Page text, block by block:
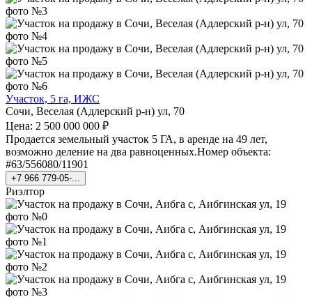
Участок, 5 га, ИЖС
Сочи, Веселая (Адлерский р-н) ул, 70
Цена: 2 500 000 000 ₽
Продается земельный участок 5 ГА, в аренде на 49 лет,
возможно деление на два равноценных.Номер объекта:
#63/556080/11901
+7 966 779-05-...
Риэлтор